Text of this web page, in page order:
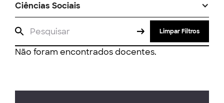
Ciências Sociais
Limpar Filtros
Não foram encontrados docentes.